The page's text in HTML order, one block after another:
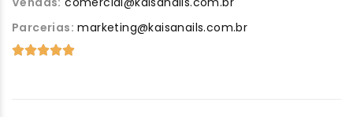
Parcerias: marketing@kaisanails.com.br